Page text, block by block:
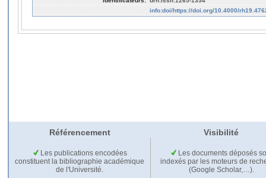
info:doi/https://doi.org/10.4000/
Référencement Visibilité
Les publications encodées
constituent la bibliographie académique
de l'Université.
Les documents déposés
indexés par les moteurs de
(Google Scholar,…).